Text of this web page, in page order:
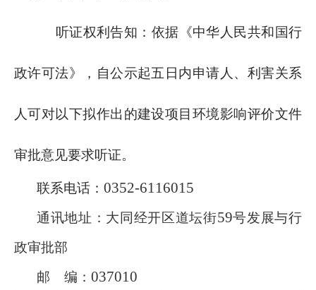
听证权利告知：依据《中华人民共和国行
政许可法》，自公示起五日内申请人、利害关系
人可对以下拟作出的建设项目环境影响评价文件
审批意见要求听证。
联系电话： 0352-6116015
通讯地址： 大同经开区道坛街59号发展与行
政审批部
邮
编： 037010